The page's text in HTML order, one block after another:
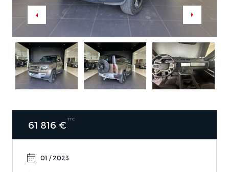
61 816 €
TTC
01 / 2023